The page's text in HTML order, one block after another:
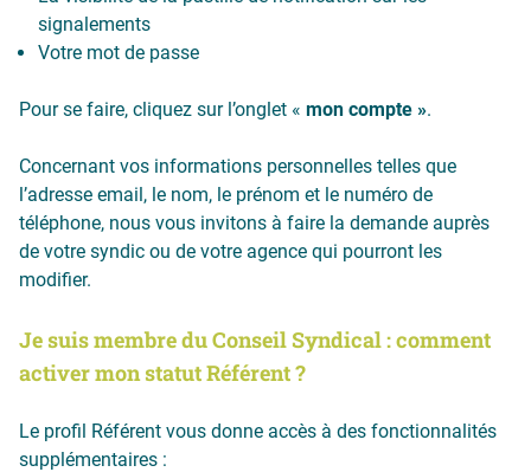
signalements
Votre mot de passe
Pour se faire, cliquez sur l’onglet « mon compte ».
Concernant vos informations personnelles telles que
l’adresse email, le nom, le prénom et le numéro de
téléphone, nous vous invitons à faire la demande auprès
de votre syndic ou de votre agence qui pourront les
modifier.
Je suis membre du Conseil Syndical : comment
activer mon statut Référent ?
Le profil Référent vous donne accès à des fonctionnalités
supplémentaires :